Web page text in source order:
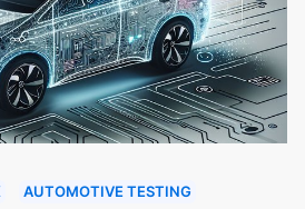
AUTOMOTIVE TESTING